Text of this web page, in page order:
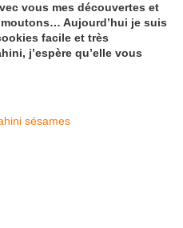
vous mes découvertes et
Aujourd’hui je suis
facile et très
j’espère qu’elle vous